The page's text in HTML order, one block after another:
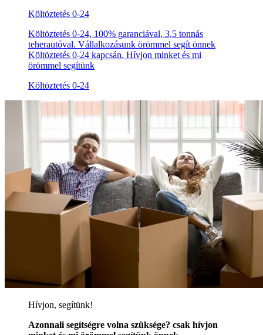
Költöztetés 0-24
Költöztetés 0-24, 100% garanciával, 3,5 tonnás
teherautóval. Vállalkozásunk örömmel segít önnek
Költöztetés 0-24 kapcsán. Hívjon minket és mi
örömmel segítünk
Költöztetés 0-24
Hívjon, segítünk!
Azonnali segítségre volna szüksége? csak hívjon